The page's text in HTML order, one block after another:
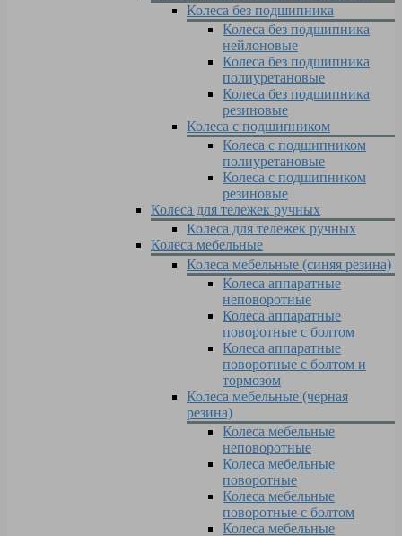
Колеса без подшипника
Колеса без подшипника
нейлоновые
Колеса без подшипника
полиуретановые
Колеса без подшипника
резиновые
Колеса с подшипником
Колеса с подшипником
полиуретановые
Колеса с подшипником
резиновые
Колеса для тележек ручных
Колеса для тележек ручных
Колеса мебельные
Колеса мебельные (синяя резина)
Колеса аппаратные
неповоротные
Колеса аппаратные
поворотные с болтом
Колеса аппаратные
поворотные с болтом и
тормозом
Колеса мебельные (черная
резина)
Колеса мебельные
неповоротные
Колеса мебельные
поворотные
Колеса мебельные
поворотные с болтом
Колеса мебельные